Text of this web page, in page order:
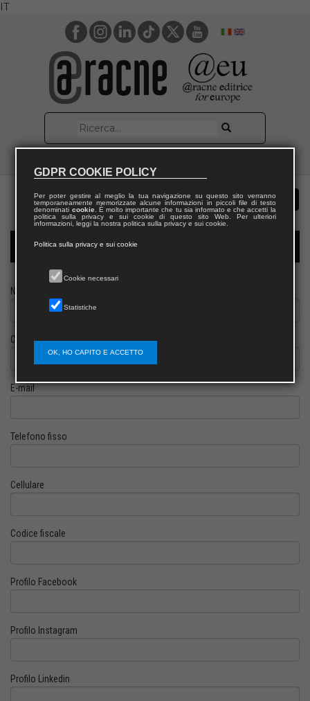
IT
Modulo richiesta saggio docente
Nome
Cognome
E-mail
Telefono fisso
Cellulare
Codice fiscale
Profilo Facebook
Profilo Instagram
Profilo Linkedin
GDPR COOKIE POLICY
Per poter gestire al meglio la tua navigazione su questo sito verranno
temporaneamente memorizzate alcune informazioni in piccoli file di testo
denominati cookie. È molto importante che tu sia informato e che accetti la
politica sulla privacy e sui cookie di questo sito Web. Per ulteriori
informazioni, leggi la nostra politica sulla privacy e sui cookie.
Politica sulla privacy e sui cookie
Cookie necessari
Statistiche
OK, HO CAPITO E ACCETTO